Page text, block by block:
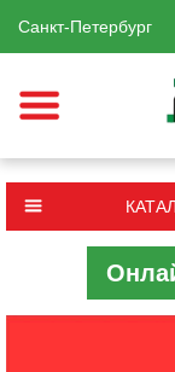
Санкт-Петербург